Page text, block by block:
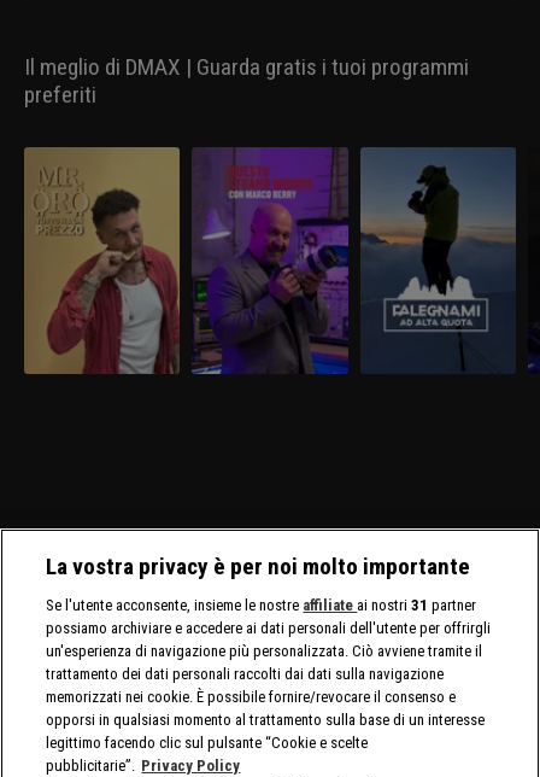
avventura, lavori estremi, mistero, paranormale e natura
Il meglio di DMAX | Guarda gratis i tuoi programmi
preferiti
La vostra privacy è per noi molto importante
Se l'utente acconsente, insieme le nostre affiliate ai nostri31 partner
possiamo archiviare e accedere ai dati personali dell'utente per offrirgli
un'esperienza di navigazione più personalizzata. Ciò avviene tramite il
trattamento dei dati personali raccolti dai dati sulla navigazione
memorizzati nei cookie. È possibile fornire/revocare il consenso e
opporsi in qualsiasi momento al trattamento sulla base di un interesse
legittimo facendo clic sul pulsante “Cookie e scelte
pubblicitarie”. Privacy Policy